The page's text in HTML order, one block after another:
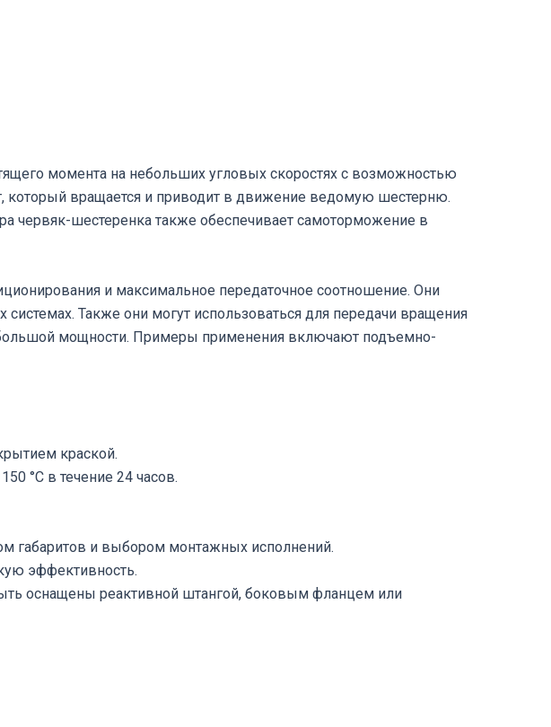
момента на небольших угловых скоростях с возможностью
который вращается и приводит в движение ведомую шестерню.
червяк-шестеренка также обеспечивает самоторможение в
и максимальное передаточное соотношение. Они
Также они могут использоваться для передачи вращения
мощности. Примеры применения включают подъемно-
краской.
°C в течение 24 часов.
габаритов и выбором монтажных исполнений.
эффективность.
оснащены реактивной штангой, боковым фланцем или